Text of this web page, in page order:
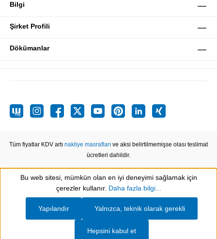
Bilgi
Şirket Profili
Dökümanlar
Tüm fiyatlar KDV artı nakliye masrafları ve aksi belirtilmemişse olası teslimat
ücretleri dahildir.
Show toolbar
Bu web sitesi, mümkün olan en iyi deneyimi sağlamak için
çerezler kullanır. Daha fazla bilgi...
Yalnızca, teknik olarak gerekli
Yapılandır
Hepsini kabul et